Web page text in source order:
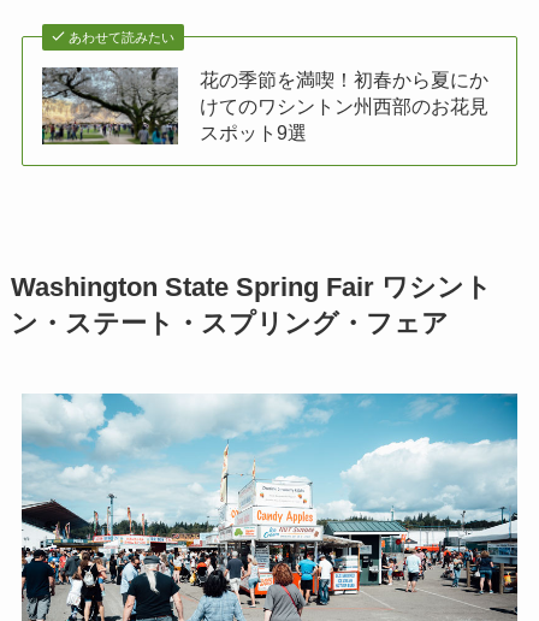
あわせて読みたい
花の季節を満喫！初春から夏にか
けてのワシントン州西部のお花見
スポット9選
Washington State Spring Fair ワシント
ン・ステート・スプリング・フェア